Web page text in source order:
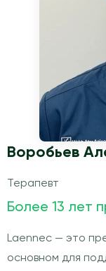
Воробьев
Терапевт
Более 13 лет
Laennec — это
основном для